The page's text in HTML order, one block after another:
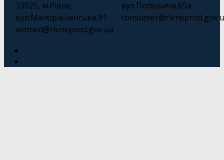
33025, м.Рівне,
вул.Малорівненська,91
vetmed@rivneprod.gov.ua
вул.Поповича,65а